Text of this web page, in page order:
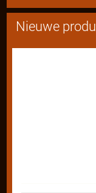
Nieuwe